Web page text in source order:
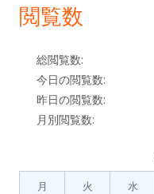
バ
ー
閲覧数
総閲覧数:
今日の閲覧数:
昨日の閲覧数:
月別閲覧数:
月
火 水